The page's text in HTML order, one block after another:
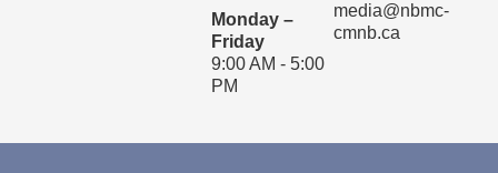
Monday –
Friday
9:00 AM - 5:00
PM
media@nbmc-
cmnb.ca